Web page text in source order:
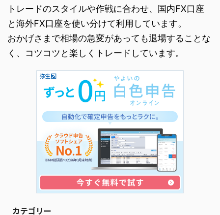
トレードのスタイルや作戦に合わせ、国内FX口座
と海外FX口座を使い分けて利用しています。
おかげさまで相場の急変があっても退場することな
く、コツコツと楽しくトレードしています。
カテゴリー